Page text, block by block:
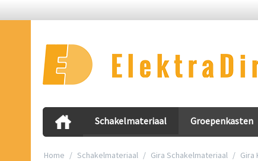
Schakelmateriaal Groepenkasten
Home / Schakelmateriaal / Gira Schakelmateriaal / Gira